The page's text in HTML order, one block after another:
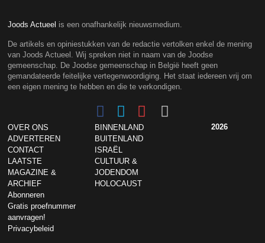
Joods Actueel is een onafhankelijk nieuwsmedium.
De artikels en opiniestukken van de redactie vertolken enkel de mening
van Joods Actueel. Wij spreken niet in naam van de Joodse
gemeenschap. De Joodse gemeenschap in België heeft geen
gemandateerde feitelijke vertegenwoordiging. Het staat iedereen vrij om
een eigen mening te hebben en die te verkondigen.
OVER ONS
ADVERTEREN
CONTACT
LAATSTE
MAGAZINE &
ARCHIEF
Abonneren
Gratis proefnummer
aanvragen!
Privacybeleid
BINNENLAND
BUITENLAND
ISRAËL
CULTUUR &
JODENDOM
HOLOCAUST
2026